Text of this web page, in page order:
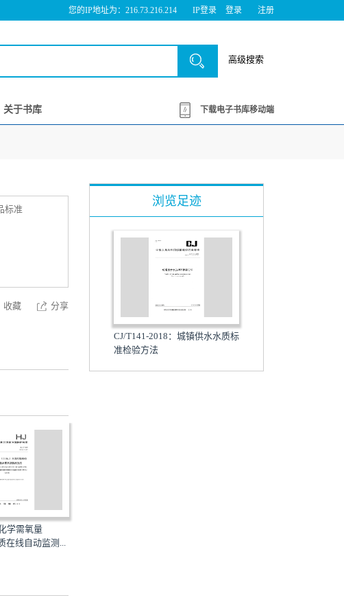
您的IP地址为：216.73.216.214 IP登录 登录 注册
高级搜索
关于书库 下载电子书库移动端
标准
收藏 分享
学需氧量
在线自动监测...
浏览足迹
CJ/T141-2018：城镇供水水质标
准检验方法